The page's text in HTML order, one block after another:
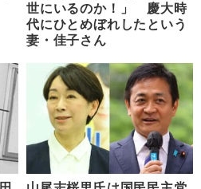
世にいるのか！」 慶大時
代にひとめぼれしたという
妻・佳子さん